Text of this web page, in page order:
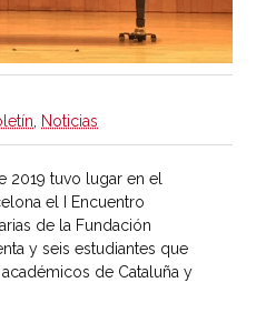
Noticias
2019 tuvo lugar en el
el I Encuentro
de la Fundación
y seis estudiantes que
de Cataluña y